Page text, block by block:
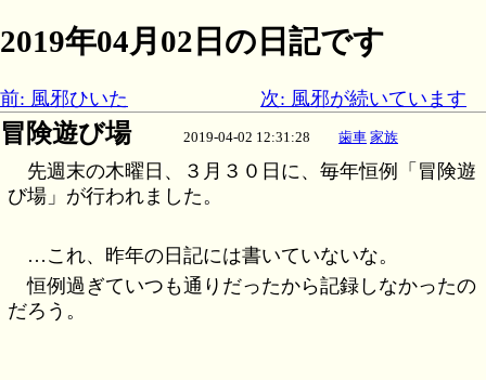
2019年04月02日の日記です
前: 風邪ひいた 次: 風邪が続いています
冒険遊び場 2019-04-02 12:31:28 歯車 家族
先週末の木曜日、３月３０日に、毎年恒例「冒険遊
び場」が行われました。
…これ、昨年の日記には書いていないな。
恒例過ぎていつも通りだったから記録しなかったの
だろう。